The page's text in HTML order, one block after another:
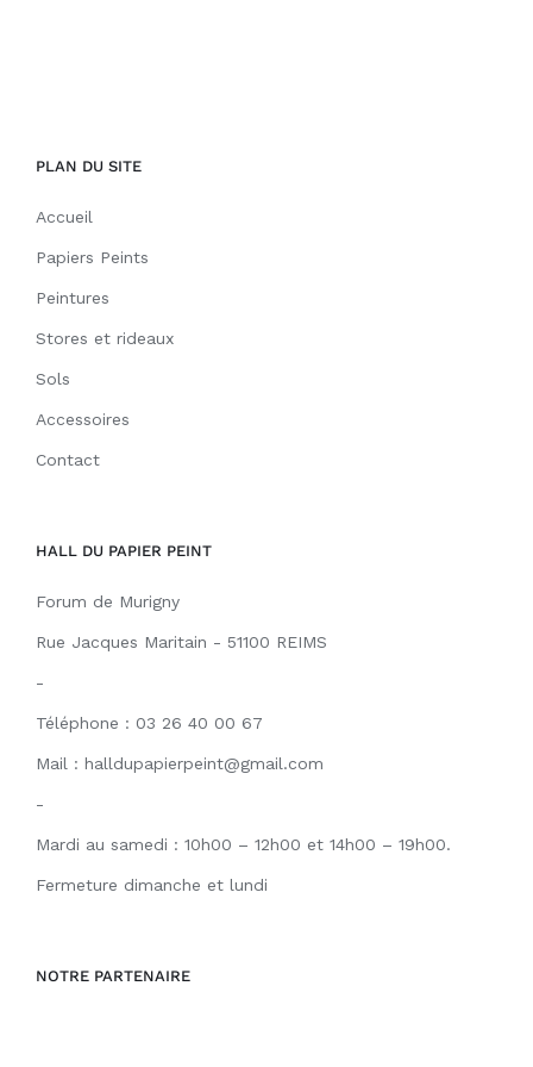
PLAN DU SITE
Accueil
Papiers Peints
Peintures
Stores et rideaux
Sols
Accessoires
Contact
HALL DU PAPIER PEINT
Forum de Murigny
Rue Jacques Maritain - 51100 REIMS
-
Téléphone : 03 26 40 00 67
Mail : halldupapierpeint@gmail.com
-
Mardi au samedi : 10h00 – 12h00 et 14h00 – 19h00.
Fermeture dimanche et lundi
NOTRE PARTENAIRE